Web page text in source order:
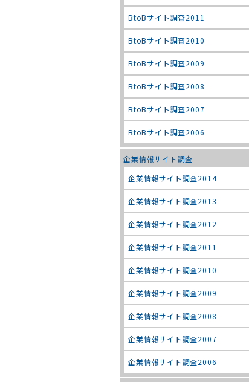
BtoBサイト調査2011
BtoBサイト調査2010
BtoBサイト調査2009
BtoBサイト調査2008
BtoBサイト調査2007
BtoBサイト調査2006
企業情報サイト調査
企業情報サイト調査2014
企業情報サイト調査2013
企業情報サイト調査2012
企業情報サイト調査2011
企業情報サイト調査2010
企業情報サイト調査2009
企業情報サイト調査2008
企業情報サイト調査2007
企業情報サイト調査2006